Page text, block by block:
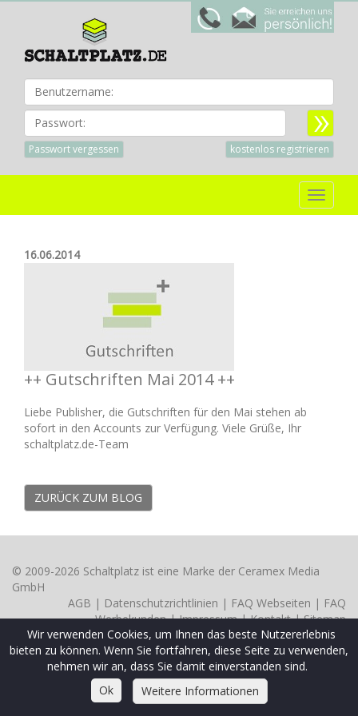
Passwort:
Passwort vergessen kostenlos registrieren
Toggle
16.06.2014
++ Gutschriften Mai 2014 ++
Liebe Publisher, die Gutschriften für den Mai stehen ab
sofort in den Accounts zur Verfügung. Viele Grüße, Ihr
schaltplatz.de-Team
ZURÜCK ZUM BLOG
© 2009-2026 Schaltplatz ist eine Marke der Ceramex Media
GmbH
AGB | Datenschutzrichtlinien | FAQ Webseiten | FAQ
Werbekunden|Impressum|Kontakt|Sitemap
Wir verwenden Cookies, um Ihnen das beste Nutzererlebnis
bieten zu können. Wenn Sie fortfahren, diese Seite zu verwenden,
nehmen wir an, dass Sie damit einverstanden sind.
Ok
Weitere Informationen